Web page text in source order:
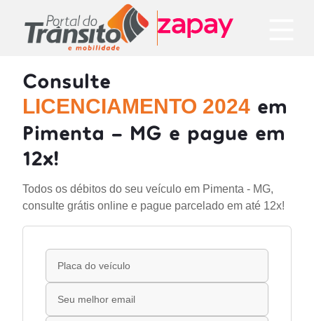
Consulte
LICENCIAMENTO 2024 em
Pimenta - MG e pague em
12x!
Todos os débitos do seu veículo em Pimenta - MG,
consulte grátis online e pague parcelado em até 12x!